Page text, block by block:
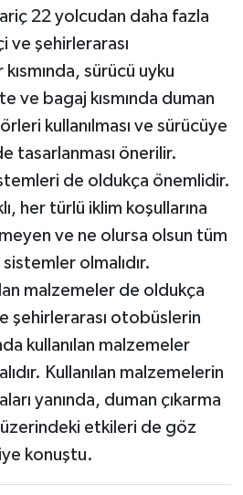
22 yolcudan daha fazla
ve şehirlerarası
sürücü uyku
ve bagaj kısmında duman
kullanılması ve sürücüye
tasarlanması önerilir.
de oldukça önemlidir.
her türlü iklim koşullarına
ve ne olursa olsun tüm
olmalıdır.
malzemeler de oldukça
şehirlerarası otobüslerin
kullanılan malzemeler
Kullanılan malzemelerin
yanında, duman çıkarma
üzerindeki etkileri de göz
konuştu.